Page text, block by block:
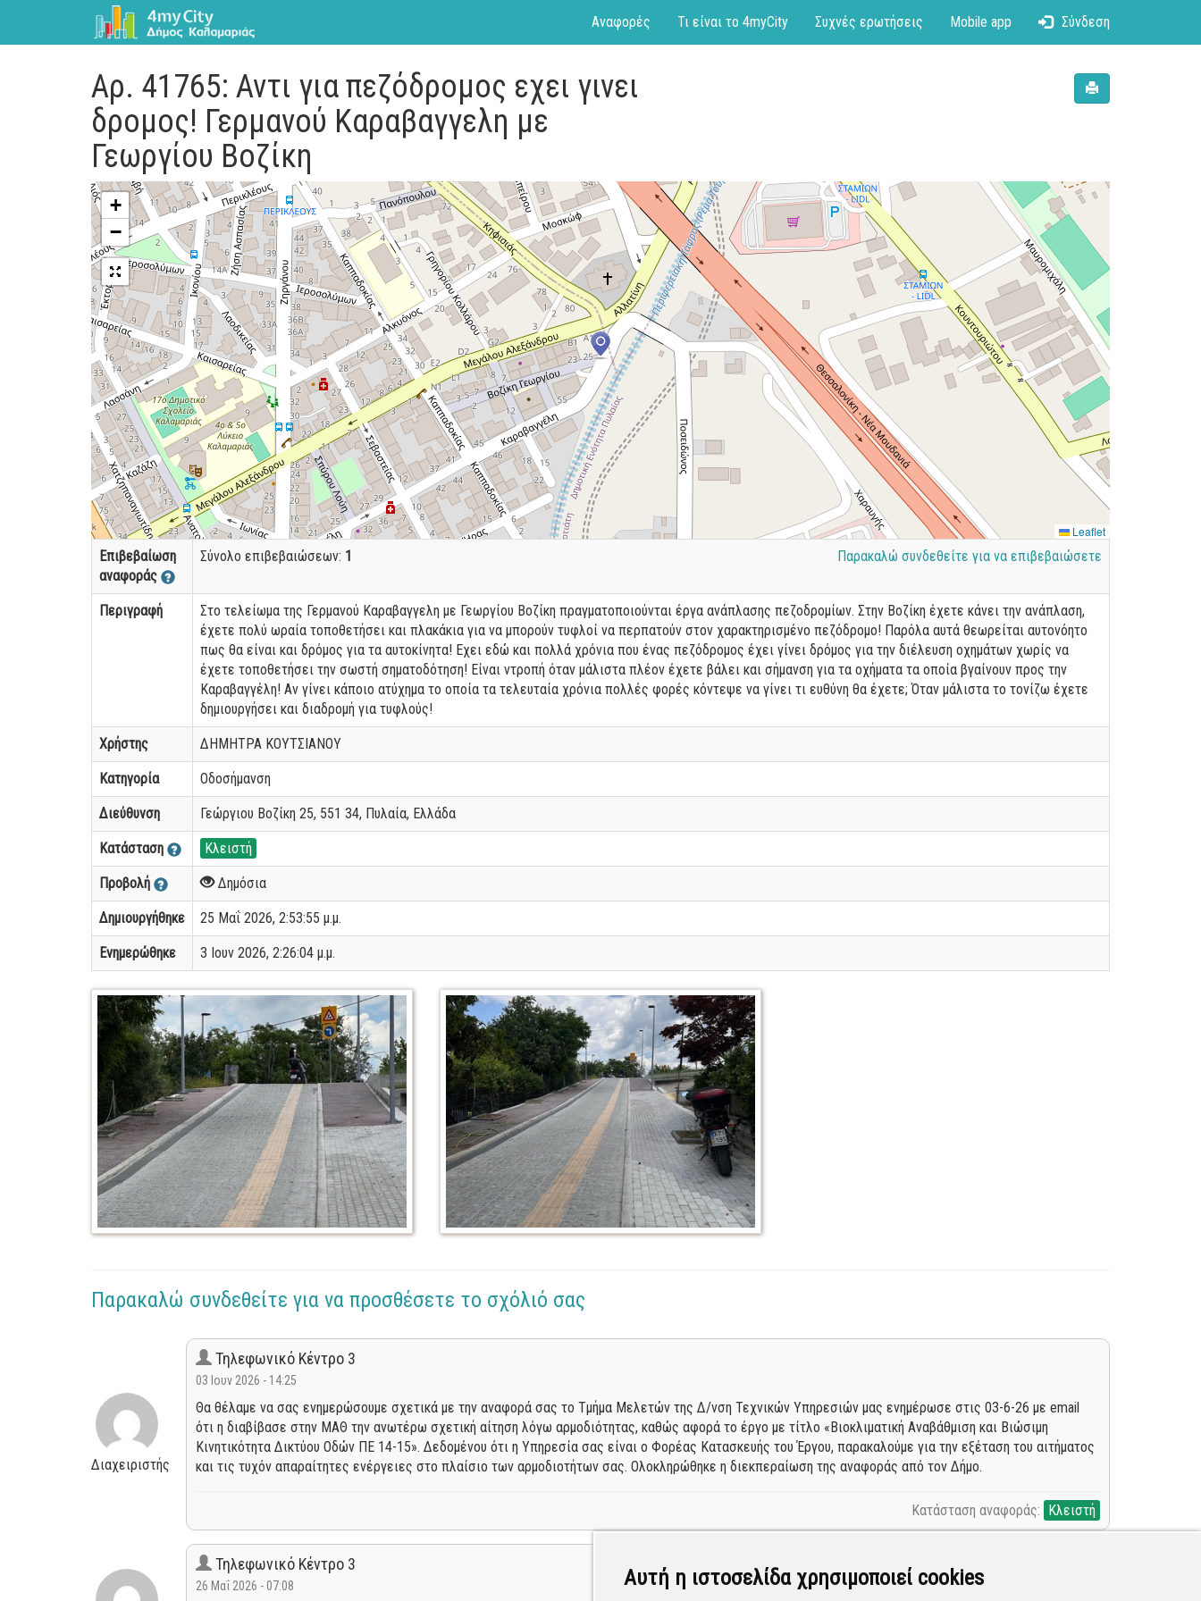
Αυτή η ιστοσελίδα χρησιμοποιεί cookies
Αναφορές Τι είναι το 4myCity Συχνές ερωτήσεις Mobile app Σύνδεση
Αρ. 41765: Αντι για πεζόδρομος εχει γινει
δρομος! Γερμανού Καραβαγγελη με
Γεωργίου Βοζίκη
+
−
Leaflet
Επιβεβαίωση
αναφοράς
Σύνολο επιβεβαιώσεων: 1 Παρακαλώ συνδεθείτε για να επιβεβαιώσετε
Περιγραφή
Στο τελείωμα της Γερμανού Καραβαγγελη με Γεωργίου Βοζίκη πραγματοποιούνται έργα ανάπλασης πεζοδρομίων. Στην Βοζίκη έχετε κάνει την ανάπλαση,
έχετε πολύ ωραία τοποθετήσει και πλακάκια για να μπορούν τυφλοί να περπατούν στον χαρακτηρισμένο πεζόδρομο! Παρόλα αυτά θεωρείται αυτονόητο
πως θα είναι και δρόμος για τα αυτοκίνητα! Εχει εδώ και πολλά χρόνια που ένας πεζόδρομος έχει γίνει δρόμος για την διέλευση οχημάτων χωρίς να
έχετε τοποθετήσει την σωστή σηματοδότηση! Είναι ντροπή όταν μάλιστα πλέον έχετε βάλει και σήμανση για τα οχήματα τα οποία βγαίνουν προς την
Καραβαγγέλη! Αν γίνει κάποιο ατύχημα το οποία τα τελευταία χρόνια πολλές φορές κόντεψε να γίνει τι ευθύνη θα έχετε; Όταν μάλιστα το τονίζω έχετε
δημιουργήσει και διαδρομή για τυφλούς!
Χρήστης ΔΗΜΗΤΡΑ ΚΟΥΤΣΙΑΝΟΥ
Κατηγορία Οδοσήμανση
Διεύθυνση Γεώργιου Βοζίκη 25, 551 34, Πυλαία, Ελλάδα
Κατάσταση Κλειστή
Προβολή Δημόσια
Δημιουργήθηκε 25 Μαΐ 2026, 2:53:55 μ.μ.
Ενημερώθηκε 3 Ιουν 2026, 2:26:04 μ.μ.
Παρακαλώ συνδεθείτε για να προσθέσετε το σχόλιό σας
Διαχειριστής
Τηλεφωνικό Κέντρο 3
03 Ιουν 2026 - 14:25
Θα θέλαμε να σας ενημερώσουμε σχετικά με την αναφορά σας το Τμήμα Μελετών της Δ/νση Τεχνικών Υπηρεσιών μας ενημέρωσε στις 03-6-26 με email
ότι η διαβίβασε στην ΜΑΘ την ανωτέρω σχετική αίτηση λόγω αρμοδιότητας, καθώς αφορά το έργο με τίτλο «Βιοκλιματική Αναβάθμιση και Βιώσιμη
Κινητικότητα Δικτύου Οδών ΠΕ 14-15». Δεδομένου ότι η Υπηρεσία σας είναι ο Φορέας Κατασκευής του Έργου, παρακαλούμε για την εξέταση του αιτήματος
και τις τυχόν απαραίτητες ενέργειες στο πλαίσιο των αρμοδιοτήτων σας. Ολοκληρώθηκε η διεκπεραίωση της αναφοράς από τον Δήμο.
Κατάσταση αναφοράς: Κλειστή
Τηλεφωνικό Κέντρο 3
26 Μαΐ 2026 - 07:08